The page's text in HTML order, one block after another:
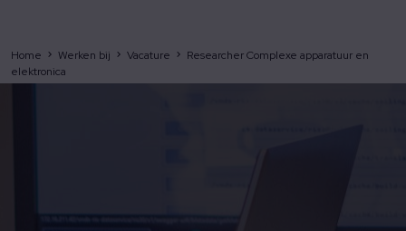
Home Werken bij Vacature
Researcher Complexe apparatuur en
elektronica